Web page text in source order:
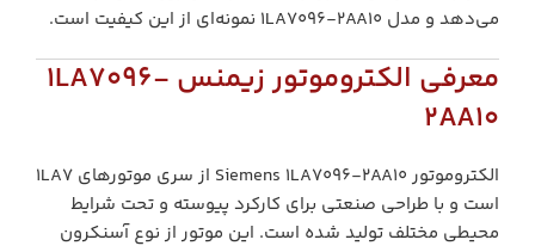
می‌دهد و مدل 1LA7096-2AA10 نمونه‌ای از این کیفیت است.
معرفی الکتروموتور زیمنس 1LA7096-
2AA10
الکتروموتور Siemens 1LA7096-2AA10 از سری موتورهای 1LA7
است و با طراحی صنعتی برای کارکرد پیوسته و تحت شرایط
محیطی مختلف تولید شده است. این موتور از نوع آسنکرون